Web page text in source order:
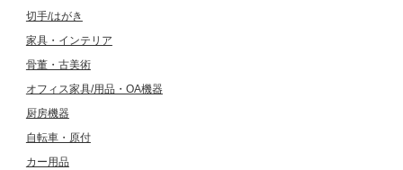
切手/はがき
家具・インテリア
骨董・古美術
オフィス家具/用品・OA機器
厨房機器
自転車・原付
カー用品